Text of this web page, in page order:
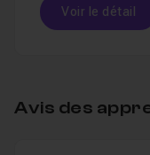
Bon tutoriel à vous.
Voir le détail
Avis des